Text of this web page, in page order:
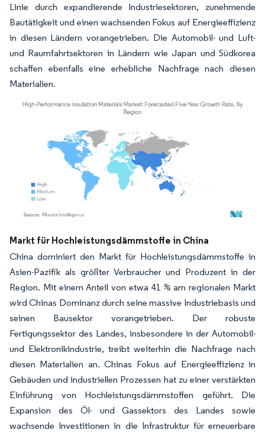
Linie durch expandierende Industriesektoren, zunehmende
Bautätigkeit und einen wachsenden Fokus auf Energieeffizienz
in diesen Ländern vorangetrieben. Die Automobil- und Luft-
und Raumfahrtsektoren in Ländern wie Japan und Südkorea
schaffen ebenfalls eine erhebliche Nachfrage nach diesen
Materialien.
Bild © Mordor Intelligence. Wiederverwendung erfordert Namensnennung gemäß
Markt für Hochleistungsdämmstoffe in China
China dominiert den Markt für Hochleistungsdämmstoffe in
Asien-Pazifik als größter Verbraucher und Produzent in der
Region. Mit einem Anteil von etwa 41 % am regionalen Markt
wird Chinas Dominanz durch seine massive Industriebasis und
seinen Bausektor vorangetrieben. Der robuste
Fertigungssektor des Landes, insbesondere in der Automobil-
und Elektronikindustrie, treibt weiterhin die Nachfrage nach
diesen Materialien an. Chinas Fokus auf Energieeffizienz in
Gebäuden und industriellen Prozessen hat zu einer verstärkten
Einführung von Hochleistungsdämmstoffen geführt. Die
Expansion des Öl- und Gassektors des Landes sowie
wachsende Investitionen in die Infrastruktur für erneuerbare